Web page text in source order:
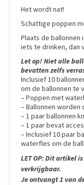
Het wordt nat!
Schattige poppen
Plaats de ballonnen
iets te drinken, dan
Let op! Niet alle
bevatten zelfs
Inclusief 10
om de ballonnen te
– Poppen met
– Ballonnen
– 1 paar ballonnen
– 1 paar bevat
– Inclusief 10 paar
waterfles om de
LET OP: Dit artikel
verkrijgbaar.
Je ontvangt 1 van